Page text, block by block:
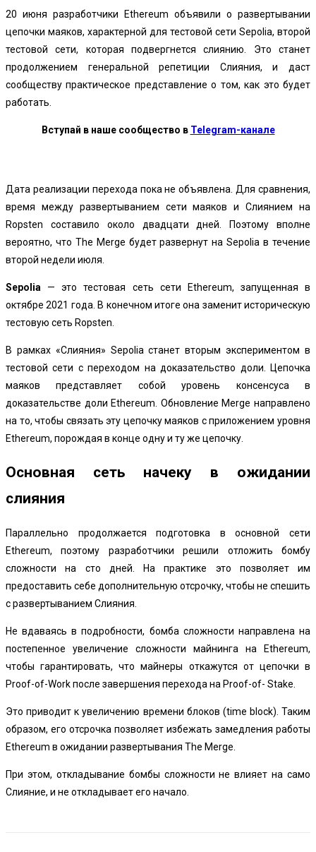
20 июня разработчики Ethereum объявили о развертывании
цепочки маяков, характерной для тестовой сети Sepolia, второй
тестовой сети, которая подвергнется слиянию. Это станет
продолжением генеральной репетиции Слияния, и даст
сообществу практическое представление о том, как это будет
работать.
Вступай в наше сообщество в Telegram-канале
Дата реализации перехода пока не объявлена. Для сравнения,
время между развертыванием сети маяков и Слиянием на
Ropsten составило около двадцати дней. Поэтому вполне
вероятно, что The Merge будет развернут на Sepolia в течение
второй недели июля.
Sepolia — это тестовая сеть сети Ethereum, запущенная в
октябре 2021 года. В конечном итоге она заменит историческую
тестовую сеть Ropsten.
В рамках «Слияния» Sepolia станет вторым экспериментом в
тестовой сети с переходом на доказательство доли. Цепочка
маяков представляет собой уровень консенсуса в
доказательстве доли Ethereum. Обновление Merge направлено
на то, чтобы связать эту цепочку маяков с приложением уровня
Ethereum, порождая в конце одну и ту же цепочку.
Основная сеть начеку в ожидании
слияния
Параллельно продолжается подготовка в основной сети
Ethereum, поэтому разработчики решили отложить бомбу
сложности на сто дней. На практике это позволяет им
предоставить себе дополнительную отсрочку, чтобы не спешить
с развертыванием Слияния.
Не вдаваясь в подробности, бомба сложности направлена ​​на
постепенное увеличение сложности майнинга на Ethereum,
чтобы гарантировать, что майнеры откажутся от цепочки в
Proof-of-Work после завершения перехода на Proof-of- Stake.
Это приводит к увеличению времени блоков (time block). Таким
образом, его отсрочка позволяет избежать замедления работы
Ethereum в ожидании развертывания The Merge.
При этом, откладывание бомбы сложности не влияет на само
Слияние, и не откладывает его начало.